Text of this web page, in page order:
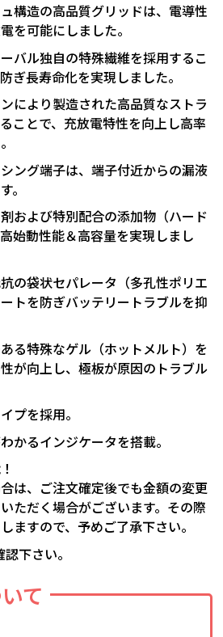
構造の高品質グリッドは、電導性
を可能にしました。
バル独自の特殊繊維を採用するこ
ぎ長寿命化を実現しました。
により製造された高品質なストラ
ことで、充放電特性を向上し高率
ング端子は、端子付近からの漏液
。
および特別配合の添加物（ハード
始動性能＆高容量を実現しまし
の袋状セパレータ（多孔性ポリエ
トを防ぎバッテリートラブルを抑
る特殊なゲル（ホットメルト）を
が向上し、極板が原因のトラブル
プを採用。
かるインジケータを搭載。
は、ご注文確定後でも金額の変更
ただく場合がございます。その際
ますので、予めご了承下さい。
下さい。
て